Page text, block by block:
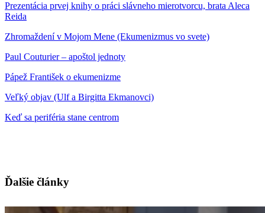
Prezentácia prvej knihy o práci slávneho mierotvorcu, brata Aleca
Reida
Zhromaždení v Mojom Mene (Ekumenizmus vo svete)
Paul Couturier – apoštol jednoty
Pápež František o ekumenizme
Veľký objav (Ulf a Birgitta Ekmanovci)
Keď sa periféria stane centrom
Ďalšie články